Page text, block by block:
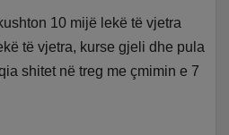
10 mijë lekë të vjetra
të vjetra, kurse gjeli dhe pula
shitet në treg me çmimin e 7